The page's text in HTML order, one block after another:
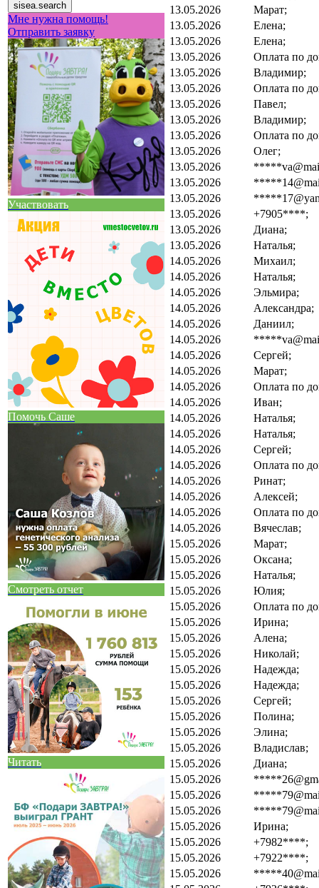
Мне нужна помощь!
Отправить заявку
Участвовать
Помочь Саше
Смотреть отчет
Читать
13.05.2026
Марат;
13.05.2026
Елена;
13.05.2026
Елена;
13.05.2026
Оплата по
13.05.2026
Владимир;
13.05.2026
Оплата по
13.05.2026
Павел;
13.05.2026
Владимир;
13.05.2026
Оплата по
13.05.2026
Олег;
13.05.2026
13.05.2026
13.05.2026
13.05.2026
+7905****;
13.05.2026
Диана;
13.05.2026
Наталья;
14.05.2026
Михаил;
14.05.2026
Наталья;
14.05.2026
Эльмира;
14.05.2026
Александра;
14.05.2026
Даниил;
14.05.2026
14.05.2026
Сергей;
14.05.2026
Марат;
14.05.2026
Оплата по
14.05.2026
Иван;
14.05.2026
Наталья;
14.05.2026
Наталья;
14.05.2026
Сергей;
14.05.2026
Оплата по
14.05.2026
Ринат;
14.05.2026
Алексей;
14.05.2026
Оплата по
14.05.2026
Вячеслав;
15.05.2026
Марат;
15.05.2026
Оксана;
15.05.2026
Наталья;
15.05.2026
Юлия;
15.05.2026
Оплата по
15.05.2026
Ирина;
15.05.2026
Алена;
15.05.2026
Николай;
15.05.2026
Надежда;
15.05.2026
Надежда;
15.05.2026
Сергей;
15.05.2026
Полина;
15.05.2026
Элина;
15.05.2026
Владислав;
15.05.2026
Диана;
15.05.2026
15.05.2026
15.05.2026
15.05.2026
Ирина;
15.05.2026
+7982****;
15.05.2026
+7922****;
15.05.2026